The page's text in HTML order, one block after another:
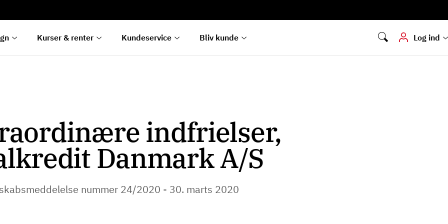
Kurser & renter Kundeservice Bliv kunde Log ind
Hvis du skal
dokumenter digitalt
indfrielser,
Danmark A/S
nummer 24/2020 - 30. marts 2020